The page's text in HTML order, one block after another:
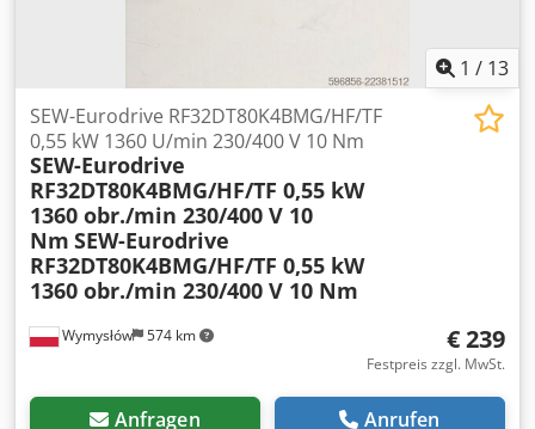
genau in dem Zustand verkauft, wie auf den Bildern zu
1 / 13
Wymysłów 574 km
SEW-Eurodrive RF32DT80K4BMG/HF/TF
0,55 kW 1360 U/min 230/400 V 10 Nm
SEW-Eurodrive
RF32DT80K4BMG/HF/TF 0,55 kW
1360 obr./min 230/400 V 10
Nm SEW-Eurodrive
RF32DT80K4BMG/HF/TF 0,55 kW
1360 obr./min 230/400 V 10 Nm
€ 239
Festpreis zzgl. MwSt.
Anfragen Anrufen